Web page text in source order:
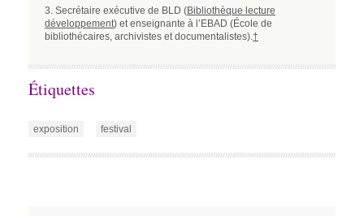
3. Secrétaire exécutive de BLD (Bibliothèque lecture
développement) et enseignante à l’EBAD (École de
bibliothécaires, archivistes et documentalistes).†
Étiquettes
exposition festival